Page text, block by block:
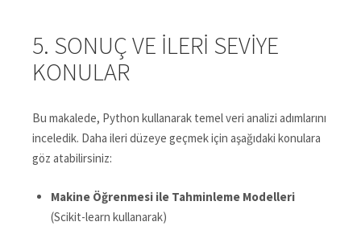
5. SONUÇ VE İLERI SEVIYE
KONULAR
Bu makalede, Python kullanarak temel veri analizi adımlarını
inceledik. Daha ileri düzeye geçmek için aşağıdaki konulara
göz atabilirsiniz:
Makine Öğrenmesi ile Tahminleme Modelleri
(Scikit-learn kullanarak)